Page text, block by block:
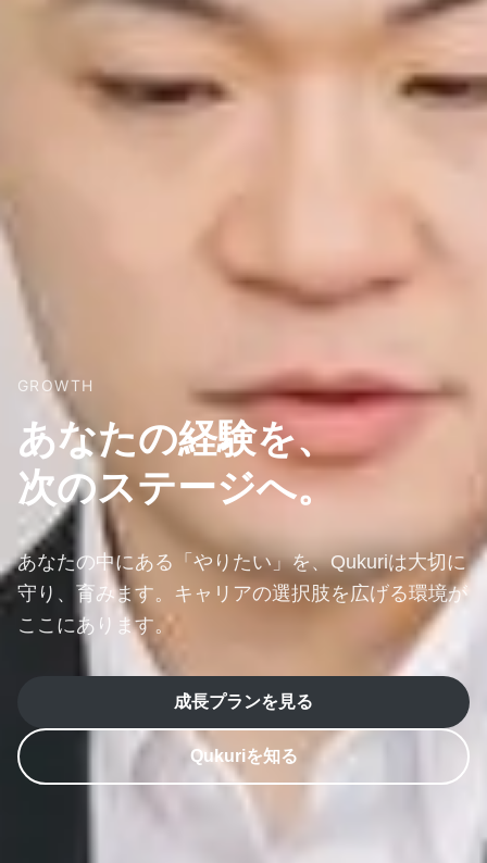
GROWTH
あなたの経験を、
次のステージへ。
あなたの中にある「やりたい」を、Qukuriは大切に
守り、育みます。 キャリアの選択肢を広げる環境が
ここにあります。
成長プランを見る
Qukuriを知る